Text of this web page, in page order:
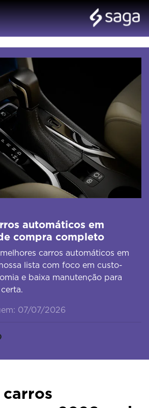
automáticos em
compra completo
carros automáticos em
lista com foco em custo-
e baixa manutenção para
07/07/2026
carros